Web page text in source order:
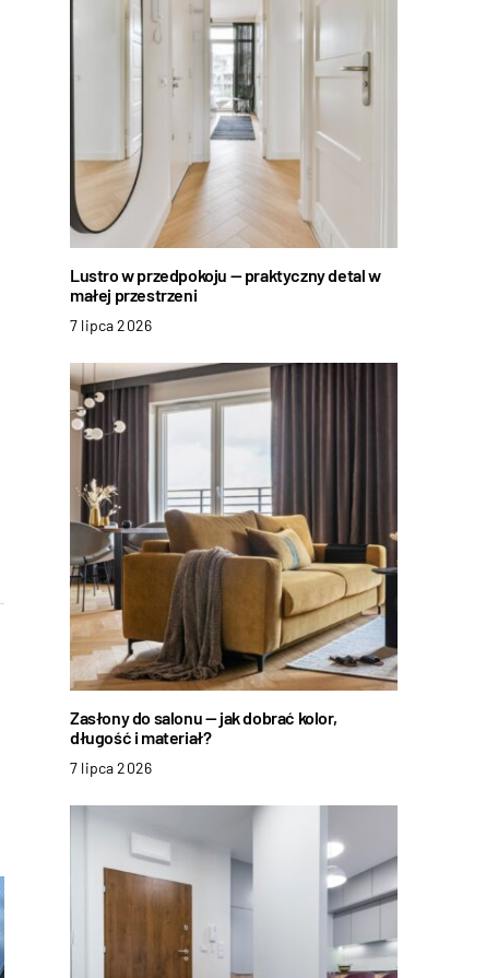
Lustro w przedpokoju — praktyczny detal w
małej przestrzeni
7 lipca 2026
Zasłony do salonu — jak dobrać kolor,
długość i materiał?
7 lipca 2026